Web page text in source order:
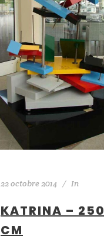
22 octobre 2014 In
KATRINA – 250
CM